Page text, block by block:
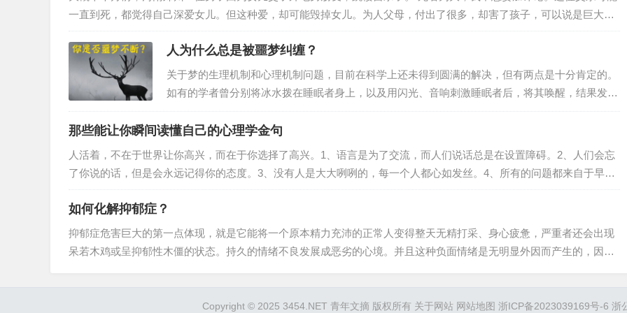
一直到死，都觉得自己深爱女儿。但这种爱，却可能毁掉女儿。为人父母，付出了很多，却害了孩子，可以说是巨大的
人生失败。这种悲剧的造成，就是因为父母具有强烈的付出上瘾症”，不懂生而为人，要适当自私。你被这张图片里的场
景戳中了吗？1我们团队的90后特别爱吐槽。小姐姐好奇，问她们觉得父母哪句话最伤人，结果我都是为了你”，获得全
票通过。作为长期靠互怼增加颜值的团队，这么和谐的场面好几年都没见过…
人为什么总是被噩梦纠缠？
关于梦的生理机制和心理机制问题，目前在科学上还未得到圆满的解决，但有两点是十分肯定的。
如有的学者曾分别将冰水拨在睡眠者身上，以及用闪光、音响刺激睡眠者后，将其唤醒，结果发
现，三种刺激被编入梦境的比例分别为42%、23%和9%；其二是日有所思，夜有所梦。许多研究
梦的内容的科学家发现，梦里往往重视白天的经历。从这两点结论出发，我们不难发现，作为梦的
一个种类的噩梦，其形成原因起码有两个方面：1.身体已发生了某些尚未被察觉的疾病。一般说
来，器质性疾病的发生，总会有某些特定的症状。但是，在疾病的发生之初，…
那些能让你瞬间读懂自己的心理学金句
人活着，不在于世界让你高兴，而在于你选择了高兴。1、语言是为了交流，而人们说话总是在设置障碍。2、人们会忘
了你说的话，但是会永远记得你的态度。3、没有人是大大咧咧的，每一个人都心如发丝。4、所有的问题都来自于早期
互动的失败。5、中立就是说废话。6、脑子里没有的东西世界上是不存在的。内部成像左右我们的视线。世界毫无意
义，我们赋予其意义。7、设置是为打破而设置的。打破的原因比设置更重要，一打破机会就来了。8、精神分析就是使
潜意识的内容意识化。一到意识层面就会有疗愈效果。9、凡是忌讳的东西就是常想的东…
如何化解抑郁症？
抑郁症危害巨大的第一点体现，就是它能将一个原本精力充沛的正常人变得整天无精打采、身心疲惫，严重者还会出现
呆若木鸡或呈抑郁性木僵的状态。持久的情绪不良发展成恶劣的心境。并且这种负面情绪是无明显外因而产生的，因此
视的。那么，它都有哪些症状？面对抑郁症，我们应该做什么？抑郁症是怎么来的？抑郁症是一…
Copyright © 2025 3454.NET 青年文摘 版权所有 关于网站 网站地图 浙ICP备2023039169号-6 浙